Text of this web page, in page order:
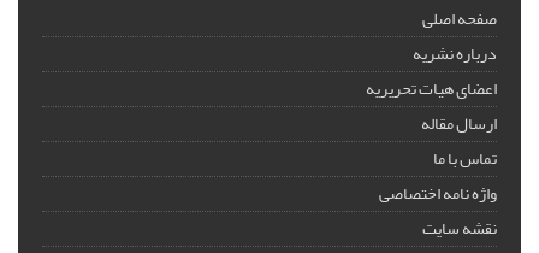
صفحه اصلی
درباره نشریه
اعضای هیات تحریریه
ارسال مقاله
تماس با ما
واژه نامه اختصاصی
نقشه سایت